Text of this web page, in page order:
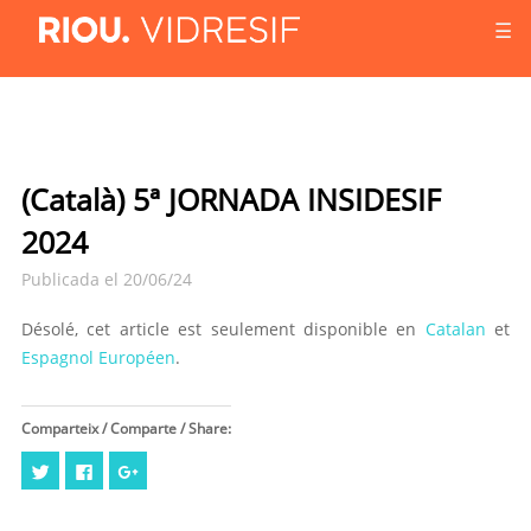
☰
(Català) 5ª JORNADA INSIDESIF
2024
Publicada el 20/06/24
Désolé, cet article est seulement disponible en Catalan et
Espagnol Européen.
Comparteix / Comparte / Share:
Cliquez
pour
partager
Cliquez
pour
partagerpartager